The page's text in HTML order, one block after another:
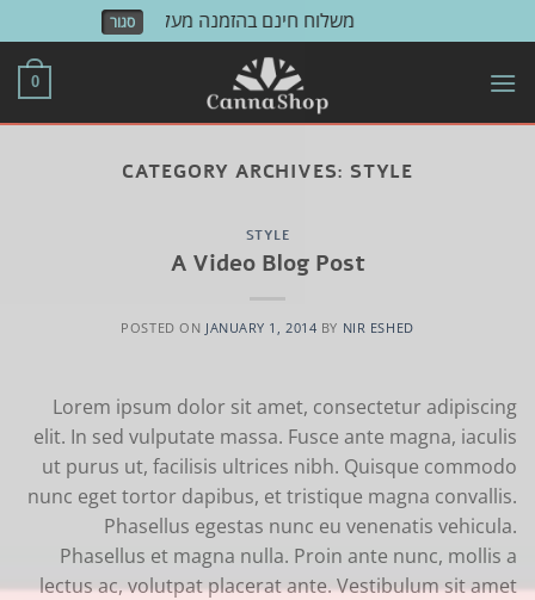
משלוח חינם בהזמנה מעל 500 ש"ח! סגור
Skip
0
CATEGORY ARCHIVES: STYLE
STYLE
A Video Blog Post
POSTED ON JANUARY 1, 2014 BY NIR ESHED
Lorem ipsum dolor sit amet, consectetur adipiscing
elit. In sed vulputate massa. Fusce ante magna, iaculis
ut purus ut, facilisis ultrices nibh. Quisque commodo
nunc eget tortor dapibus, et tristique magna convallis.
Phasellus egestas nunc eu venenatis vehicula.
Phasellus et magna nulla. Proin ante nunc, mollis a
lectus ac, volutpat placerat ante. Vestibulum sit amet